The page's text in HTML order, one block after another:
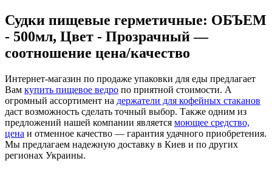
Судки пищевые герметичные: ОБЪЕМ
- 500мл, Цвет - Прозрачный —
соотношение цена/качество
Интернет-магазин по продаже упаковки для еды предлагает
Вам купить пищевое ведро по приятной стоимости. А
огромный ассортимент на держатели для кофейных стаканов
даст возможность сделать точный выбор. Также одним из
предложений нашей компании является моющее средство,
цена и отменное качество — гарантия удачного приобретения.
Мы предлагаем надежную доставку в Киев и по других
регионах Украины.